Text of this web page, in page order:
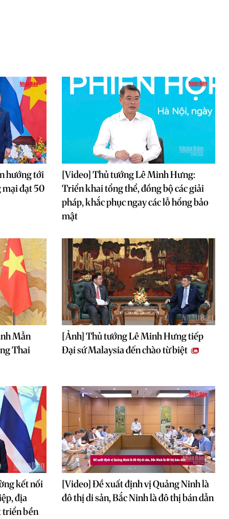
hướng tới
đạt 50
[Video] Thủ tướng Lê Minh Hưng:
Triển khai tổng thể, đồng bộ các giải
pháp, khắc phục ngay các lỗ hổng bảo
mật
Mẫn
Thai
[Ảnh] Thủ tướng Lê Minh Hưng tiếp
Đại sứ Malaysia đến chào từ biệt
kết nối
địa
triển bền
[Video] Đề xuất định vị Quảng Ninh là
đô thị di sản, Bắc Ninh là đô thị bán dẫn